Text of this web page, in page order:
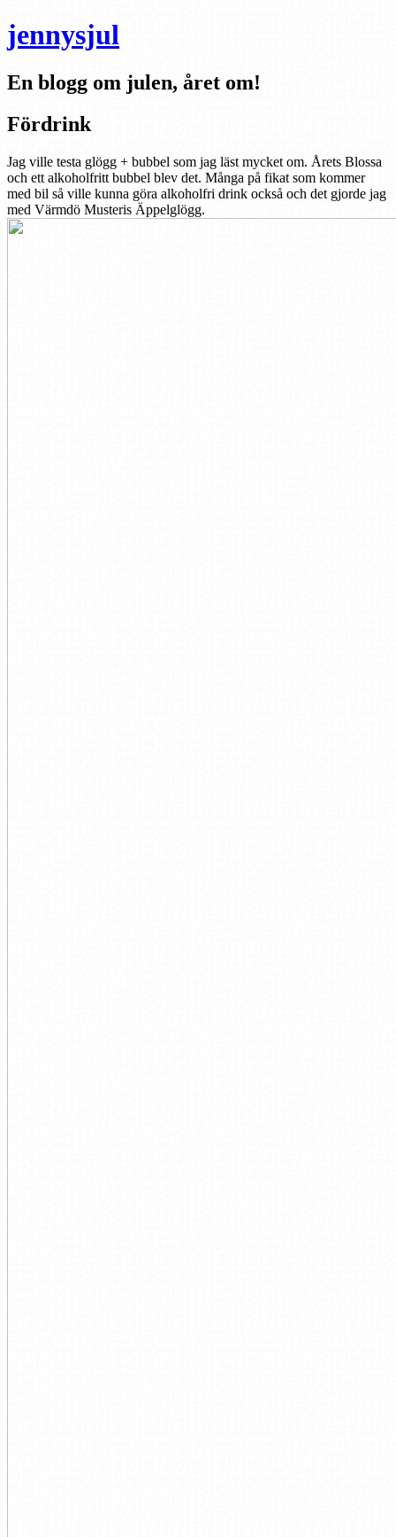
jennysjul
En blogg om julen, året om!
Fördrink
Jag ville testa glögg + bubbel som jag läst mycket om. Årets Blossa
och ett alkoholfritt bubbel blev det. Många på fikat som kommer
med bil så ville kunna göra alkoholfri drink också och det gjorde jag
med Värmdö Musteris Äppelglögg.